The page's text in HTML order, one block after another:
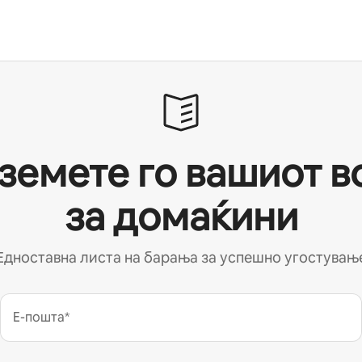
го вашиот
за домаќини
листа на барања за успешно
Е-пошта*